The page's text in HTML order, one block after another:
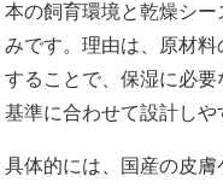
本の飼育環境と乾燥シ
みです。理由は、原材
することで、保湿に必
基準に合わせて設計しや
具体的には、国産の皮